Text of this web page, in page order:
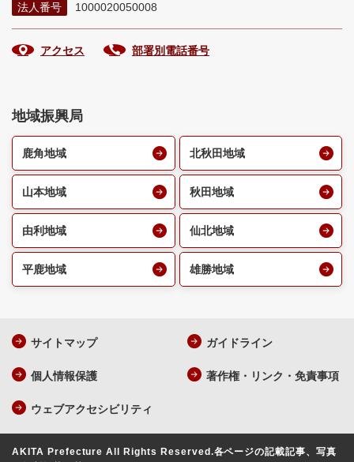
法人番号
1000020050008
アクセス 部署別電話番号
地域振興局
鹿角地域 北秋田地域
山本地域 秋田地域
由利地域 仙北地域
平鹿地域 雄勝地域
サイトマップ ガイドライン
個人情報保護 著作権・リンク・免責事項
ウェブアクセシビリティ
AKITA Prefecture All Rights Reserved.各ページの記載記事、写真